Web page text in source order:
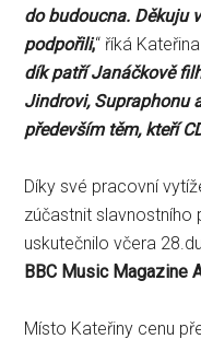
do budoucna. Děkuju
podpořili,“ říká
dík patří Janáčkově
Jindrovi, Supraphonu
především těm, kteří
Díky své pracovní
zúčastnit slavnostního
uskutečnilo včera
BBC Music Magazine
Místo Kateřiny cenu